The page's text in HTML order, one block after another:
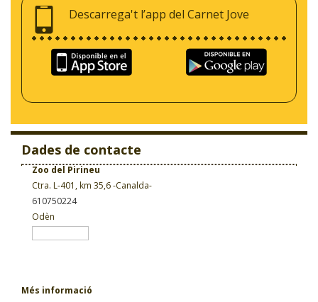
Descarrega't l’app del Carnet Jove
Dades de contacte
Zoo del Pirineu
Ctra. L-401, km 35,6 -Canalda-
610750224
Odèn
Més informació